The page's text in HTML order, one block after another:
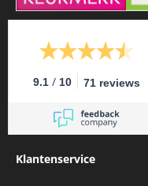
9.1 / 10 71 reviews
Klantenservice